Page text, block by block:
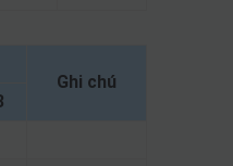
Ghi chú